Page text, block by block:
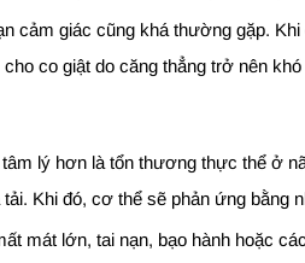
giác cũng khá thường gặp.
co giật do căng thẳng trở nên
lý hơn là tổn thương thực thể ở
Khi đó, cơ thể sẽ phản ứng
mát lớn, tai nạn, bạo hành hoặc